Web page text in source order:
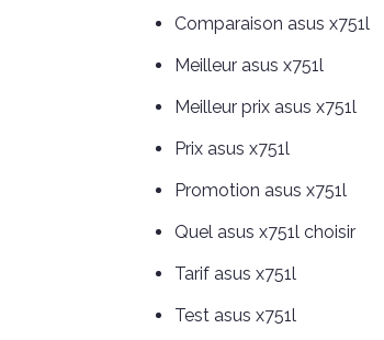
Comparaison asus x751l
Meilleur asus x751l
Meilleur prix asus x751l
Prix asus x751l
Promotion asus x751l
Quel asus x751l choisir
Tarif asus x751l
Test asus x751l